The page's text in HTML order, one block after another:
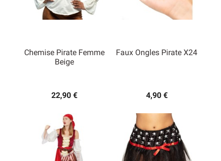
Chemise Pirate Femme
Beige
22,90 €
Faux Ongles Pirate X24
4,90 €